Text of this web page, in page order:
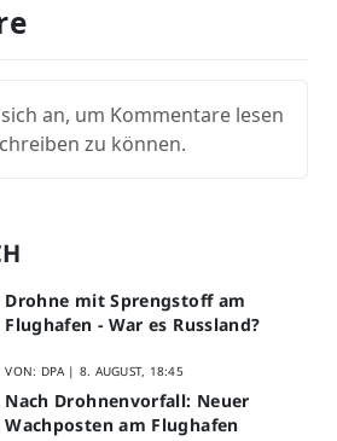
an, um Kommentare lesen
zu können.
Drohne mit Sprengstoff am
Flughafen - War es Russland?
VON: DPA | 8. AUGUST, 18:45
Nach Drohnenvorfall: Neuer
Wachposten am Flughafen